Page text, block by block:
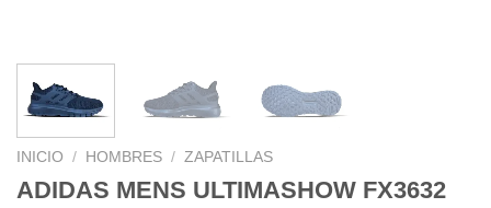
INICIO / HOMBRES / ZAPATILLAS
ADIDAS MENS ULTIMASHOW FX3632